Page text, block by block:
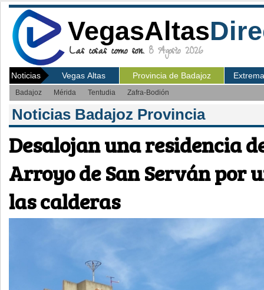
VegasAltas
Las cosas como son. 8 Agosto 2026
Noticias Vegas Altas Provincia de Badajoz
Badajoz Mérida Tentudia Zafra-Bodión
Noticias Badajoz Provincia
Desalojan una residencia
Arroyo de San Serván por
las calderas